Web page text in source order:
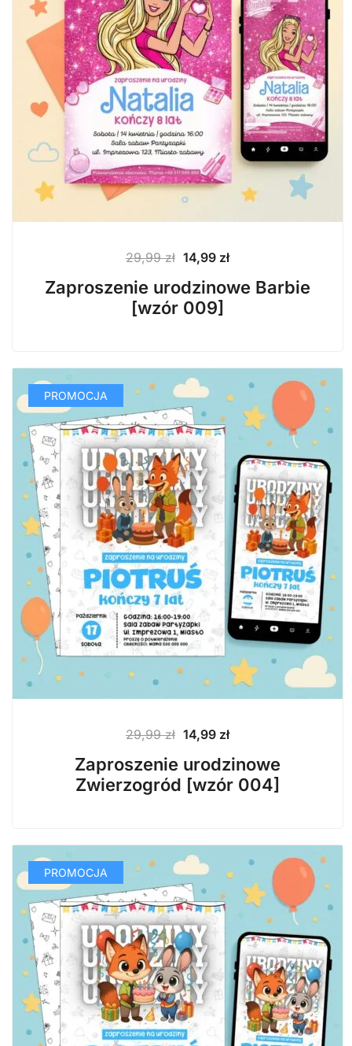
29,99zł Pierwotna
cena
wynosiła:
29,99 zł.
14,99 złAktualna
cena
wynosi:
Zaproszenie urodzinowe Barbie
[wzór 009]
PROMOCJA
29,99zł Pierwotna
wynosiła:
29,99 zł.
14,99 złAktualna
cena
wynosi:
14,99 zł.
Zaproszenie urodzinowe
Zwierzogród [wzór 004]
PROMOCJA